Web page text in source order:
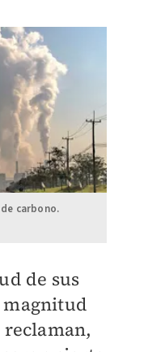
carbono.
de sus
magnitud
reclaman,